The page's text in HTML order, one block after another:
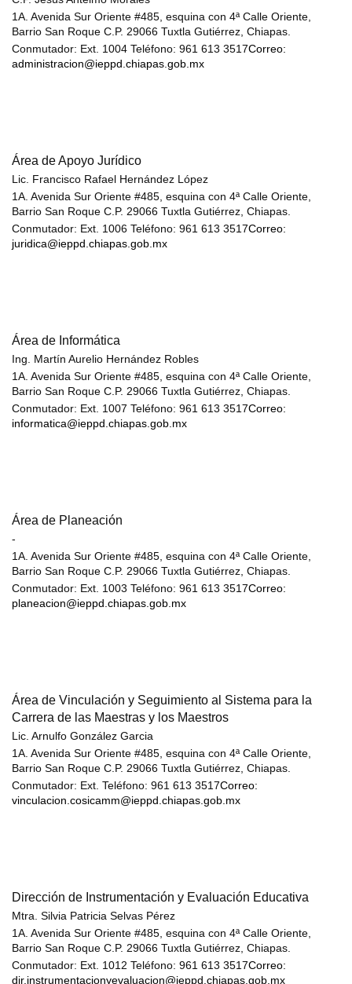
1A. Avenida Sur Oriente #485, esquina con 4ª Calle Oriente,
Barrio San Roque C.P. 29066 Tuxtla Gutiérrez, Chiapas.
Conmutador: Ext. 1004 Teléfono: 961 613 3517Correo:
administracion@ieppd.chiapas.gob.mx
Área de Apoyo Jurídico
Lic. Francisco Rafael Hernández López
1A. Avenida Sur Oriente #485, esquina con 4ª Calle Oriente,
Barrio San Roque C.P. 29066 Tuxtla Gutiérrez, Chiapas.
Conmutador: Ext. 1006 Teléfono: 961 613 3517Correo:
juridica@ieppd.chiapas.gob.mx
Área de Informática
Ing. Martín Aurelio Hernández Robles
1A. Avenida Sur Oriente #485, esquina con 4ª Calle Oriente,
Barrio San Roque C.P. 29066 Tuxtla Gutiérrez, Chiapas.
Conmutador: Ext. 1007 Teléfono: 961 613 3517Correo:
informatica@ieppd.chiapas.gob.mx
Área de Planeación
-
1A. Avenida Sur Oriente #485, esquina con 4ª Calle Oriente,
Barrio San Roque C.P. 29066 Tuxtla Gutiérrez, Chiapas.
Conmutador: Ext. 1003 Teléfono: 961 613 3517Correo:
planeacion@ieppd.chiapas.gob.mx
Área de Vinculación y Seguimiento al Sistema para la
Carrera de las Maestras y los Maestros
Lic. Arnulfo González Garcia
1A. Avenida Sur Oriente #485, esquina con 4ª Calle Oriente,
Barrio San Roque C.P. 29066 Tuxtla Gutiérrez, Chiapas.
Conmutador: Ext. Teléfono: 961 613 3517Correo:
vinculacion.cosicamm@ieppd.chiapas.gob.mx
Dirección de Instrumentación y Evaluación Educativa
Mtra. Silvia Patricia Selvas Pérez
1A. Avenida Sur Oriente #485, esquina con 4ª Calle Oriente,
Barrio San Roque C.P. 29066 Tuxtla Gutiérrez, Chiapas.
Conmutador: Ext. 1012 Teléfono: 961 613 3517Correo:
dir.instrumentacionyevaluacion@ieppd.chiapas.gob.mx